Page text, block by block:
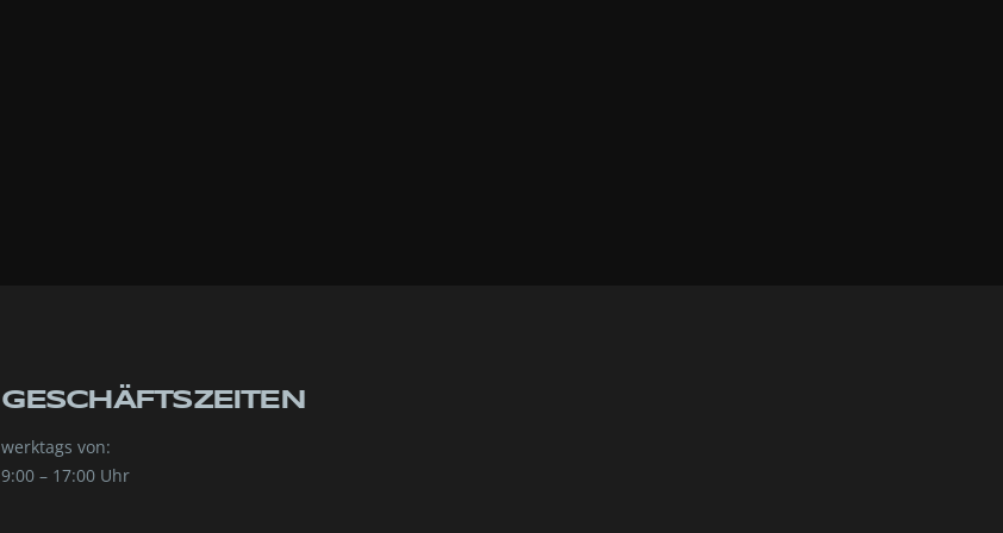
GESCHÄFTSZEITEN
werktags von:
9:00 – 17:00 Uhr